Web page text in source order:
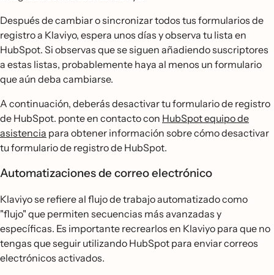
Después de cambiar o sincronizar todos tus formularios de
registro a Klaviyo, espera unos días y observa tu lista en
HubSpot. Si observas que se siguen añadiendo suscriptores
a estas listas, probablemente haya al menos un formulario
que aún deba cambiarse.
A continuación, deberás desactivar tu formulario de registro
de HubSpot. ponte en contacto con HubSpot equipo de
asistencia para obtener información sobre cómo desactivar
tu formulario de registro de HubSpot.
Automatizaciones de correo electrónico
Klaviyo se refiere al flujo de trabajo automatizado como
"flujo" que permiten secuencias más avanzadas y
específicas. Es importante recrearlos en Klaviyo para que no
tengas que seguir utilizando HubSpot para enviar correos
electrónicos activados.